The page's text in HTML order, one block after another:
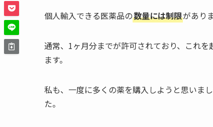
個人輸入できる医薬品の数量には制限があり
通常、1ヶ月分までが許可されており、これを
ます。
私も、一度に多くの薬を購入しようと思いま
た。